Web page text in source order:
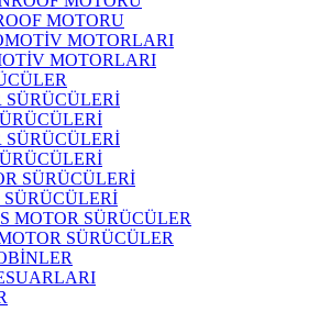
MOTORU
MOTORLARI
SÜRÜCÜLERİ
SÜRÜCÜLER